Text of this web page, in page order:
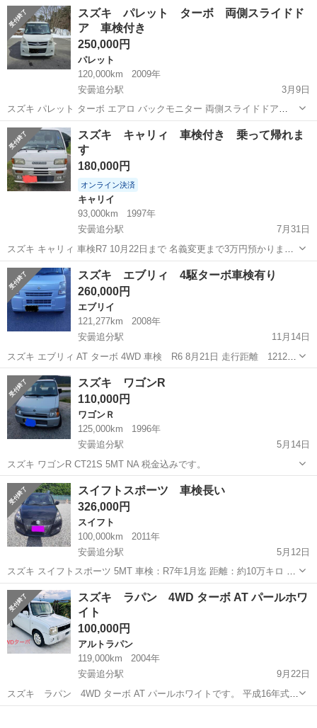
お預かり致します。 名義変更完了致しましたら振り込みにてご返金致
します。 相場が分からな...
長野 安曇野市 安曇追分駅 ジムニー 距離
スズキ パレット ターボ 両側スライドド
ア 車検付き
250,000円
パレット
120,000km
2009年
安曇追分駅
3月9日
スズキ パレット ターボ エアロ バックモニター 両側スライドドア
HDDナビ 車検R8年7月 走行距離約12万キロ（普段使ってるので伸びま
す） 全てコミコミ価格です。 現車確認可能（日にちご相談下さい）
分割不可 名義変更...
長野 安曇野市 安曇追分駅 パレット 走行距離
スズキ キャリィ 車検付き 乗って帰れま
す
180,000円
オンライン決済
キャリイ
93,000km
1997年
安曇追分駅
7月31日
スズキ キャリィ 車検R7 10月22日まで 名義変更まで3万円預かりま
す。 名義変更は2週間以内にお願いします。 ノークレーム ノーリタ
ーンでお願いします。 配送手配は出来ません。 現車確認可能です。
ホイール変わ...
長野 安曇野市 安曇追分駅 キャリイ
スズキ エブリィ 4駆ターボ車検有り
260,000円
エブリイ
121,277km
2008年
安曇追分駅
11月14日
スズキ エブリィ AT ターボ 4WD 車検 R6 8月21日 走行距離 121277
コミコミ価格です。 ホイールは違う社外に変わります。 追記 貨物車
4人乗り 使用している為距離伸びます。
長野 安曇野市 安曇追分駅
スズキ ワゴンR
110,000円
ワゴンＲ
125,000km
1996年
安曇追分駅
5月14日
スズキ ワゴンR CT21S 5MT NA 税金込みです。
長野 安曇野市 安曇追分駅 ワゴンＲ
スイフトスポーツ 車検長い
326,000円
スイフト
100,000km
2011年
安曇追分駅
5月12日
スズキ スイフトスポーツ 5MT 車検：R7年1月迄 距離：約10万キロ 修
復歴無し コミコミ価格です。 ノークレーム ノーリターンでお願いし
ます。 現車確認可能です。 お支払は一括でお願いします。
長野 安曇野市 安曇追分駅 スイフト 10万
スズキ ラパン 4WD ターボ AT パールホワ
イト
100,000円
アルトラパン
119,000km
2004年
安曇追分駅
9月22日
スズキ ラパン 4WD ターボ AT パールホワイトです。 平成16年式
で、現在119,000kmとなっております。 車両乗換の為、出品いたしま